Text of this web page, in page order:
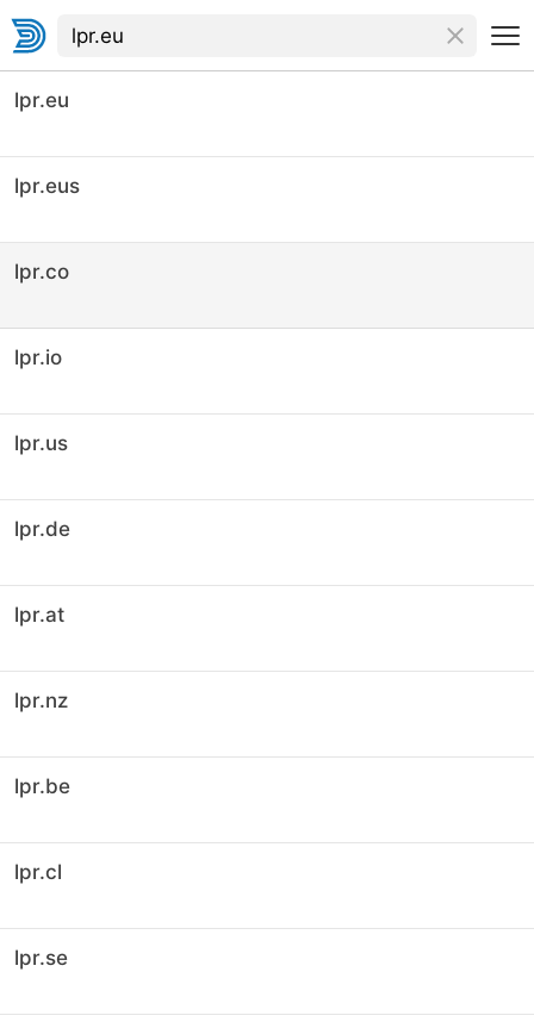
lpr.eu
lpr.eus
lpr.co
lpr.io
lpr.us
lpr.de
lpr.at
lpr.nz
lpr.be
lpr.cl
lpr.se